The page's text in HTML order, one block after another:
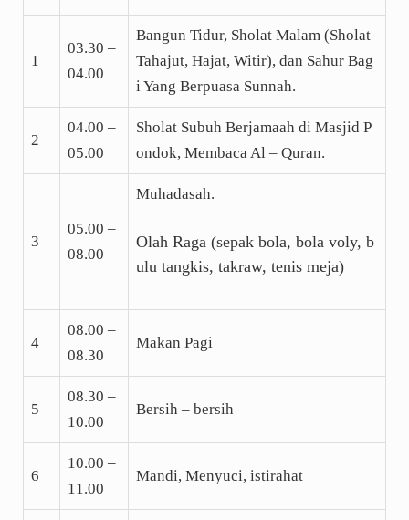
1
03.30 –
04.00
Bangun Tidur, Sholat Malam (Sholat
Tahajut, Hajat, Witir), dan Sahur Bag
i Yang Berpuasa Sunnah.
2
04.00 –
05.00
Sholat Subuh Berjamaah di Masjid P
ondok, Membaca Al – Quran.
3
05.00 –
08.00
Muhadasah.
Olah Raga (sepak bola, bola voly, b
ulu tangkis, takraw, tenis meja)
4
08.00 –
08.30
Makan Pagi
5
08.30 –
10.00
Bersih – bersih
6
10.00 –
11.00
Mandi, Menyuci, istirahat